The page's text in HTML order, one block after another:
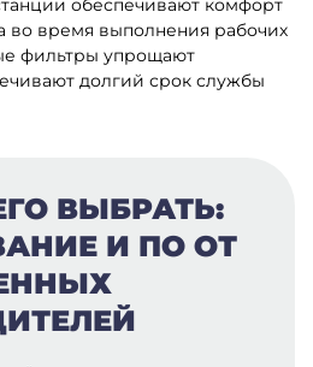
обеспечивают комфорт
во время выполнения рабочих
фильтры упрощают
долгий срок службы
ВЫБРАТЬ:
И ПО ОТ